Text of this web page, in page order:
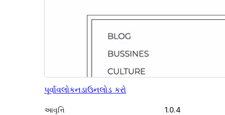
પૂર્વાવલોકનડાઉનલોડ કરો
આવૃત્તિ
1.0.4